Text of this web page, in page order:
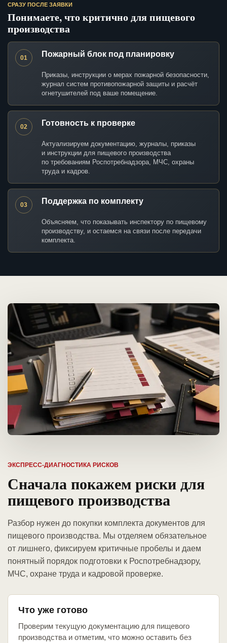
СРАЗУ ПОСЛЕ ЗАЯВКИ
Понимаете, что критично для пищевого
производства
01 Пожарный блок под планировку
Приказы, инструкции о мерах пожарной безопасности,
журнал систем противопожарной защиты и расчёт
огнетушителей под ваше помещение.
02 Готовность к проверке
Актуализируем документацию, журналы, приказы
и инструкции для пищевого производства
по требованиям Роспотребнадзора, МЧС, охраны
труда и кадров.
03 Поддержка по комплекту
Объясняем, что показывать инспектору по пищевому
производству, и остаемся на связи после передачи
комплекта.
ЭКСПРЕСС-ДИАГНОСТИКА РИСКОВ
Сначала покажем риски для
пищевого производства
Разбор нужен до покупки комплекта документов для
пищевого производства. Мы отделяем обязательное
от лишнего, фиксируем критичные пробелы и даем
понятный порядок подготовки к Роспотребнадзору,
МЧС, охране труда и кадровой проверке.
Что уже готово
Проверим текущую документацию для пищевого
производства и отметим, что можно оставить без